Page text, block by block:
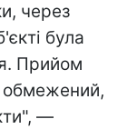
через
була
Прийом
обмежений,
—